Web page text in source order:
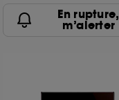
En rupture,
m’alerter